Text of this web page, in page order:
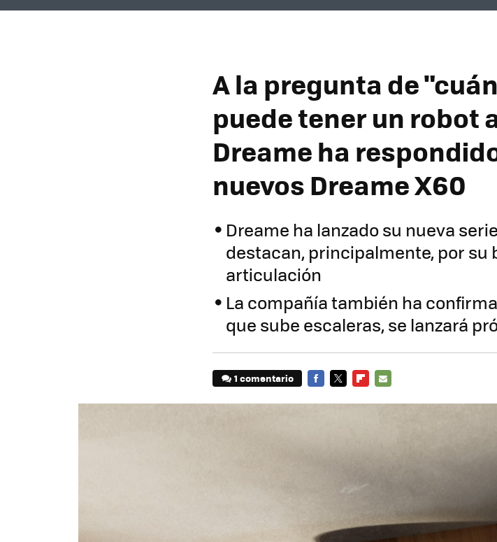
A la pregunta de
puede tener un robot
Dreame ha
nuevos Dreame X60
Dreame ha lanzado su nueva
destacan, principalmente, por su
articulación
La compañía también ha
que sube escaleras, se lanzará
1 comentario